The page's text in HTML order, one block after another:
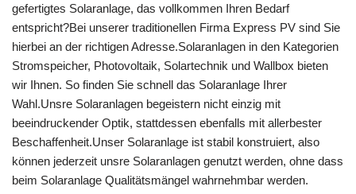
gefertigtes Solaranlage, das vollkommen Ihren Bedarf
entspricht?Bei unserer traditionellen Firma Express PV sind Sie
hierbei an der richtigen Adresse.Solaranlagen in den Kategorien
Stromspeicher, Photovoltaik, Solartechnik und Wallbox bieten
wir Ihnen. So finden Sie schnell das Solaranlage Ihrer
Wahl.Unsre Solaranlagen begeistern nicht einzig mit
beeindruckender Optik, stattdessen ebenfalls mit allerbester
Beschaffenheit.Unser Solaranlage ist stabil konstruiert, also
können jederzeit unsre Solaranlagen genutzt werden, ohne dass
beim Solaranlage Qualitätsmängel wahrnehmbar werden.